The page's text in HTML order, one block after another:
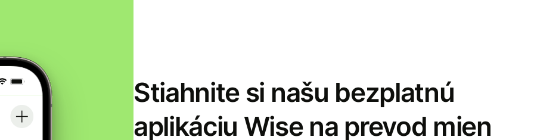
Stiahnite si našu bezplatnú
aplikáciu Wise na prevod mien